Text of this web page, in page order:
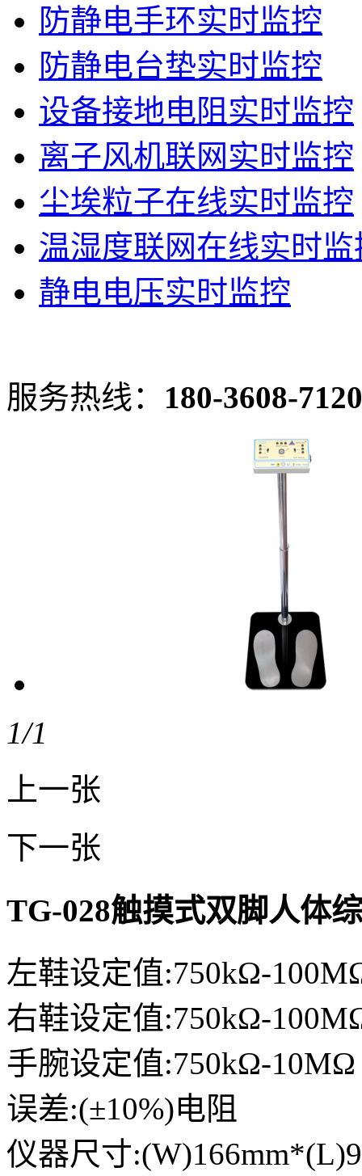
防静电手环实时监控
防静电台垫实时监控
设备接地电阻实时监控
离子风机联网实时监控
尘埃粒子在线实时监控
温湿度联网在线实时监
静电电压实时监控
服务热线： 180-3608-7120
1/1
上一张
下一张
TG-028触摸式双脚人体
左鞋设定值:750kΩ-
右鞋设定值:750kΩ-
手腕设定值:750kΩ-10MΩ
误差:(±10%)电阻
仪器尺寸